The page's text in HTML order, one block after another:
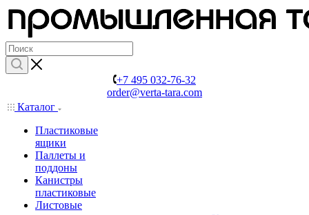
+7 495 032-76-32
order@verta-tara.com
Каталог
Пластиковые
ящики
Паллеты и
поддоны
Канистры
пластиковые
Листовые